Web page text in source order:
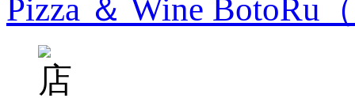
Pizza ＆ Wine BotoRu